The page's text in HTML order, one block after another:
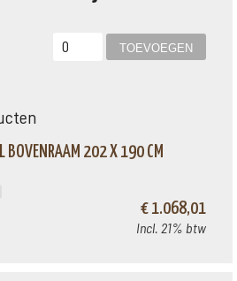
BOVENRAAM 202 X 190 CM
€ 1.068,01
Incl. 21% btw